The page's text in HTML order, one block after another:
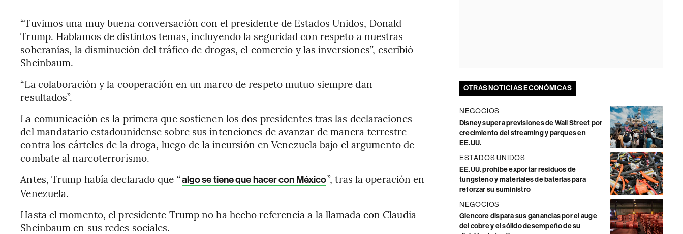
“Tuvimos una muy buena conversación con el presidente de Estados Unidos, Donald
Trump. Hablamos de distintos temas, incluyendo la seguridad con respeto a nuestras
soberanías, la disminución del tráfico de drogas, el comercio y las inversiones”, escribió
Sheinbaum.
“La colaboración y la cooperación en un marco de respeto mutuo siempre dan
resultados”.
La comunicación es la primera que sostienen los dos presidentes tras las declaraciones
del mandatario estadounidense sobre sus intenciones de avanzar de manera terrestre
contra los cárteles de la droga, luego de la incursión en Venezuela bajo el argumento de
combate al narcoterrorismo.
Antes, Trump había declarado que “algo se tiene que hacer con México”, tras la operación en
Venezuela.
Hasta el momento, el presidente Trump no ha hecho referencia a la llamada con Claudia
Sheinbaum en sus redes sociales.
OTRAS NOTICIAS ECONÓMICAS
NEGOCIOS
Disney supera previsiones de Wall Street por
crecimiento del streaming y parques en
EE.UU.
ESTADOS UNIDOS
EE.UU. prohíbe exportar residuos de
tungsteno y materiales de baterías para
reforzar su suministro
NEGOCIOS
Glencore dispara sus ganancias por el auge
del cobre y el sólido desempeño de su